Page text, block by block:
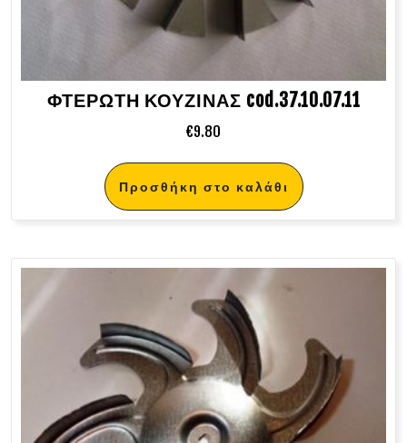
ΦΤΕΡΩΤΗ ΚΟΥΖΙΝΑΣ cod.37.10.07.11
€9.80
Προσθήκη στο καλάθι